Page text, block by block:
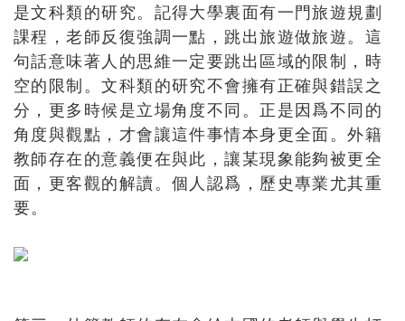
是文科類的研究。記得大學裏面有一門旅遊規劃
課程，老師反復強調一點，跳出旅遊做旅遊。這
句話意味著人的思維一定要跳出區域的限制，時
空的限制。文科類的研究不會擁有正確與錯誤之
分，更多時候是立場角度不同。正是因爲不同的
角度與觀點，才會讓這件事情本身更全面。外籍
教師存在的意義便在與此，讓某現象能夠被更全
面，更客觀的解讀。個人認爲，歷史專業尤其重
要。